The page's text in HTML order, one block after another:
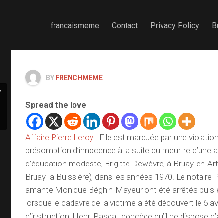
francaismeme Contact Privacy Policy
BY FRENCHMEME
Spread the love
Affaire Pierre Leroy : Elle est marquée par une
présomption d’innocence à la suite du meurtre d’une
d’éducation modeste, Brigitte Dewèvre, à Bruay-en-
Bruay-la-Buissière), dans les années 1970. Le notaire
amante Monique Béghin-Mayeur ont été arrêtés puis
lorsque le cadavre de la victime a été découvert le 6
d’instruction, Henri Pascal, concède qu’il ne dispose